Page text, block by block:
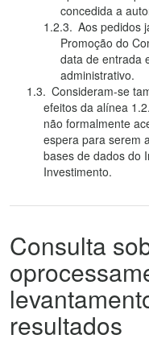
concedida a
Aos pedidos
Promoção do
data de entrada
administrativo.
Consideram-se
efeitos da alínea
não formalmente
espera para serem
bases de dados do
Investimento.
Consulta
resultados